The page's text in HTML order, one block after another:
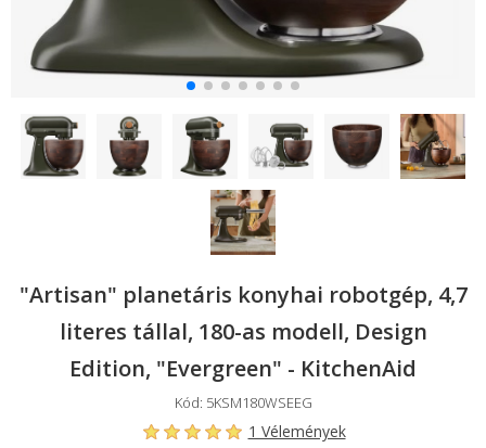
"Artisan" planetáris konyhai robotgép, 4,7
literes tállal, 180-as modell, Design
Edition, "Evergreen" - KitchenAid
Kód: 5KSM180WSEEG
1 Vélemények